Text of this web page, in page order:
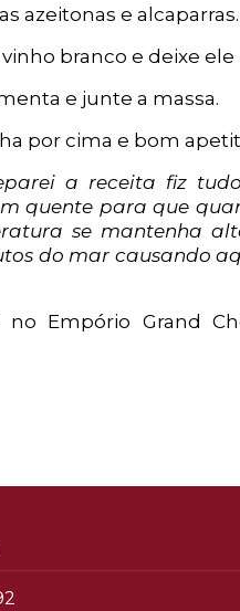
azeitonas e alcaparras.
branco e deixe ele
e junte a massa.
por cima e bom
a receita fiz
quente para que
se mantenha
do mar causando
no Empório Grand